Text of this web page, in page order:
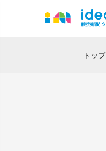
トップ